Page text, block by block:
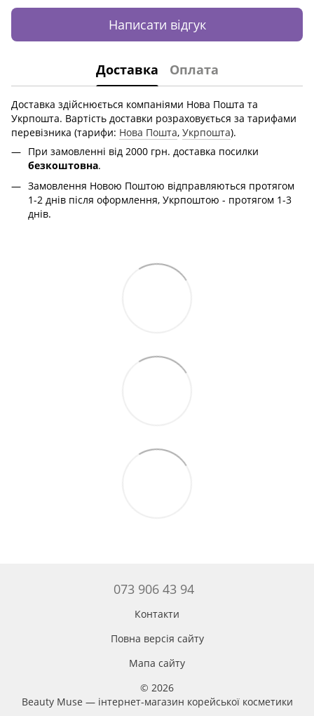
Написати відгук
Доставка Оплата
Доставка здійснюється компаніями Нова Пошта та
Укрпошта. Вартість доставки розраховується за тарифами
перевізника (тарифи: Нова Пошта, Укрпошта).
При замовленні від 2000 грн. доставка посилки
безкоштовна.
Замовлення Новою Поштою відправляються протягом
1-2 днів після оформлення, Укрпоштою - протягом 1-3
днів.
073 906 43 94
Контакти
Повна версія сайту
Мапа сайту
© 2026
Beauty Muse — інтернет-магазин корейської косметики